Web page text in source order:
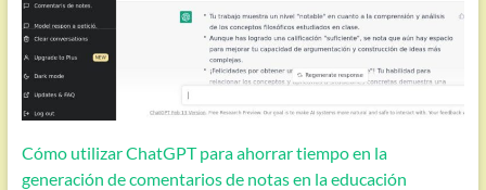
Cómo utilizar ChatGPT para ahorrar tiempo en la
generación de comentarios de notas en la educación